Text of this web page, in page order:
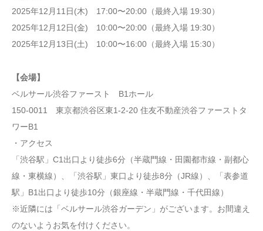
2025年12月11日(木) 17:00〜20:00（最終入場 19:30）
2025年12月12日(金) 10:00〜20:00（最終入場 19:30）
2025年12月13日(土) 10:00〜16:00（最終入場 15:30）
【会場】
ベルサール渋谷ファースト B1ホール
150-0011 東京都渋谷区東1-2-20 住友不動産渋谷ファーストタ
ワーB1
・アクセス
「渋谷駅」C1出口より徒歩6分（半蔵門線・田園都市線・副都心
線・東横線）、「渋谷駅」東口より徒歩8分（JR線）、「表参道
駅」B1出口より徒歩10分（銀座線・半蔵門線・千代田線）
※近隣には「ベルサール渋谷ガーデン」がございます。お間違え
のないようお気を付けください。